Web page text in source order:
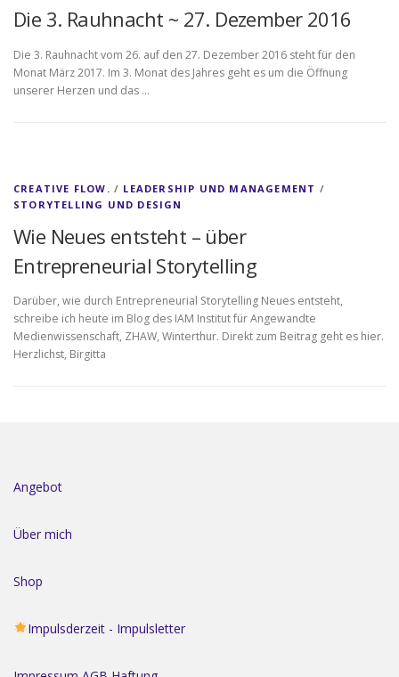
Die 3. Rauhnacht ~ 27. Dezember 2016
Die 3. Rauhnacht vom 26. auf den 27. Dezember 2016 steht für den
Monat März 2017. Im 3. Monat des Jahres geht es um die Öffnung
unserer Herzen und das …
CREATIVE FLOW. / LEADERSHIP UND MANAGEMENT /
STORYTELLING UND DESIGN
Wie Neues entsteht – über
Entrepreneurial Storytelling
Darüber, wie durch Entrepreneurial Storytelling Neues entsteht,
schreibe ich heute im Blog des IAM Institut für Angewandte
Medienwissenschaft, ZHAW, Winterthur. Direkt zum Beitrag geht es hier.
Herzlichst, Birgitta
Angebot
Über mich
Shop
Impulsderzeit - Impulsletter